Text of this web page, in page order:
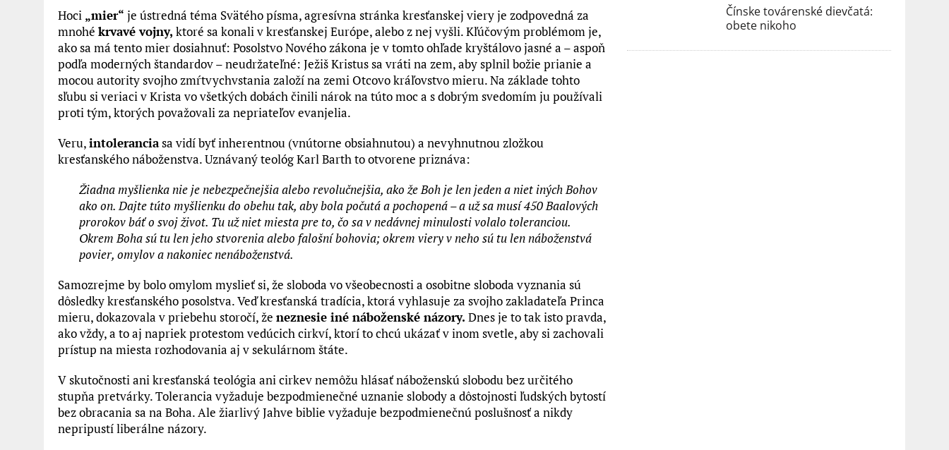
Hoci „mier“ je ústredná téma Svätého písma, agresívna stránka kresťanskej viery je zodpovedná za
mnohé krvavé vojny, ktoré sa konali v kresťanskej Európe, alebo z nej vyšli. Kľúčovým problémom je,
ako sa má tento mier dosiahnuť: Posolstvo Nového zákona je v tomto ohľade kryštálovo jasné a – aspoň
podľa moderných štandardov – neudržateľné: Ježiš Kristus sa vráti na zem, aby splnil božie prianie a
mocou autority svojho zmŕtvychvstania založí na zemi Otcovo kráľovstvo mieru. Na základe tohto
sľubu si veriaci v Krista vo všetkých dobách činili nárok na túto moc a s dobrým svedomím ju používali
proti tým, ktorých považovali za nepriateľov evanjelia.
Veru,intoleranciasa vidí byť inherentnou (vnútorne obsiahnutou) a nevyhnutnou zložkou
kresťanského náboženstva. Uznávaný teológ Karl Barth to otvorene priznáva:
Žiadna myšlienka nie je nebezpečnejšia alebo revolučnejšia, ako že Boh je len jeden a niet iných Bohov
ako on. Dajte túto myšlienku do obehu tak, aby bola počutá a pochopená – a už sa musí 450 Baalových
prorokov báť o svoj život. Tu už niet miesta pre to, čo sa v nedávnej minulosti volalo toleranciou.
Okrem Boha sú tu len jeho stvorenia alebo falošní bohovia; okrem viery v neho sú tu len náboženstvá
povier, omylov a nakoniec nenáboženstvá.
Samozrejme by bolo omylom myslieť si, že sloboda vo všeobecnosti a osobitne sloboda vyznania sú
dôsledky kresťanského posolstva. Veď kresťanská tradícia, ktorá vyhlasuje za svojho zakladateľa Princa
mieru, dokazovala v priebehu storočí, že neznesie iné náboženské názory. Dnes je to tak isto pravda,
ako vždy, a to aj napriek protestom vedúcich cirkví, ktorí to chcú ukázať v inom svetle, aby si zachovali
prístup na miesta rozhodovania aj v sekulárnom štáte.
V skutočnosti ani kresťanská teológia ani cirkev nemôžu hlásať náboženskú slobodu bez určitého
stupňa pretvárky. Tolerancia vyžaduje bezpodmienečné uznanie slobody a dôstojnosti ľudských bytostí
bez obracania sa na Boha. Ale žiarlivý Jahve biblie vyžaduje bezpodmienečnú poslušnosť a nikdy
nepripustí liberálne názory.
Čínske továrenské dievčatá:
obete nikoho